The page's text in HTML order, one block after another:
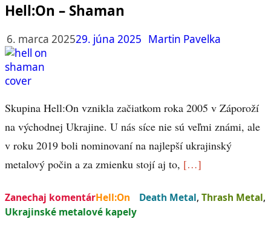
Hell:On – Shaman
6. marca 202529. júna 2025 Martin Pavelka
Skupina Hell:On vznikla začiatkom roka 2005 v Záporoží
na východnej Ukrajine. U nás síce nie sú veľmi známi, ale
v roku 2019 boli nominovaní na najlepší ukrajinský
metalový počin a za zmienku stojí aj to, […]
Zanechaj komentárHell:On Death Metal, Thrash Metal,
Ukrajinské metalové kapely